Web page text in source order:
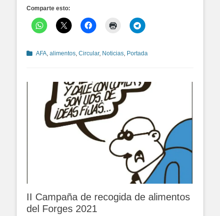
Comparte esto:
Categorías
AFA, alimentos, Circular, Noticias, Portada
II Campaña de recogida de alimentos
del Forges 2021